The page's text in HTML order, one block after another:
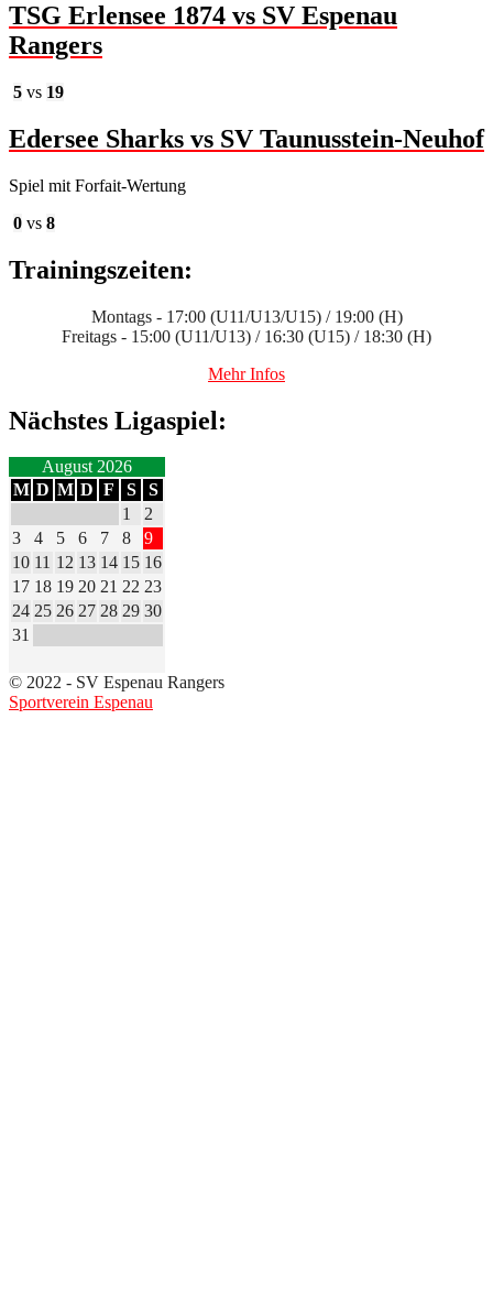
TSG Erlensee 1874 vs SV Espenau
Rangers
5 vs 19
Edersee Sharks vs SV Taunusstein-Neuhof
Spiel mit Forfait-Wertung
0 vs 8
Trainingszeiten:
Montags - 17:00 (U11/U13/U15) / 19:00 (H)
Freitags - 15:00 (U11/U13) / 16:30 (U15) / 18:30 (H)
Mehr Infos
Nächstes Ligaspiel:
August 2026
M D M D F S
S
1
2
3
4 5 6 7 8
9
10 11 12 13 14 15 16
17 18 19 20 21 22 23
24 25 26 27 28 29 30
31
© 2022 - SV Espenau Rangers
Sportverein Espenau